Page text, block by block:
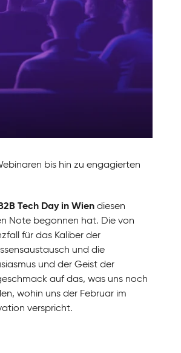
bis hin zu engagierten
Tech Day in Wiendiesen
Note begonnen hat. Die von
für das Kaliber der
und die
und der Geist der
auf das, was uns noch
wohin uns der Februar im
verspricht.